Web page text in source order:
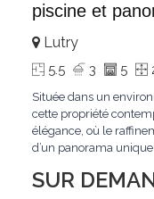
piscine et
SUR
Lutry
5.5 3 5
Située dans un
cette propriété
élégance, où le
d’un panorama
distingue par ses